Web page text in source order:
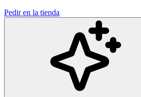
Pedir en la tienda